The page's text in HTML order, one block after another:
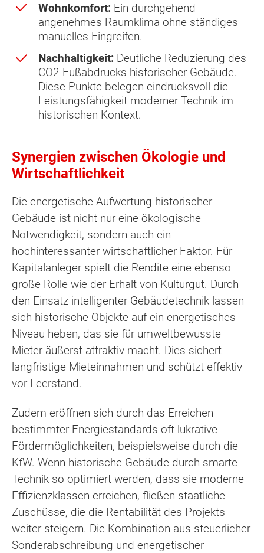
Wohnkomfort: Ein durchgehend
angenehmes Raumklima ohne ständiges
manuelles Eingreifen.
Nachhaltigkeit: Deutliche Reduzierung des
CO2-Fußabdrucks historischer Gebäude.
Diese Punkte belegen eindrucksvoll die
Leistungsfähigkeit moderner Technik im
historischen Kontext.
Synergien zwischen Ökologie und
Wirtschaftlichkeit
Die energetische Aufwertung historischer
Gebäude ist nicht nur eine ökologische
Notwendigkeit, sondern auch ein
hochinteressanter wirtschaftlicher Faktor. Für
Kapitalanleger spielt die Rendite eine ebenso
große Rolle wie der Erhalt von Kulturgut. Durch
den Einsatz intelligenter Gebäudetechnik lassen
sich historische Objekte auf ein energetisches
Niveau heben, das sie für umweltbewusste
Mieter äußerst attraktiv macht. Dies sichert
langfristige Mieteinnahmen und schützt effektiv
vor Leerstand.
Zudem eröffnen sich durch das Erreichen
bestimmter Energiestandards oft lukrative
Fördermöglichkeiten, beispielsweise durch die
KfW. Wenn historische Gebäude durch smarte
Technik so optimiert werden, dass sie moderne
Effizienzklassen erreichen, fließen staatliche
Zuschüsse, die die Rentabilität des Projekts
weiter steigern. Die Kombination aus steuerlicher
Sonderabschreibung und energetischer